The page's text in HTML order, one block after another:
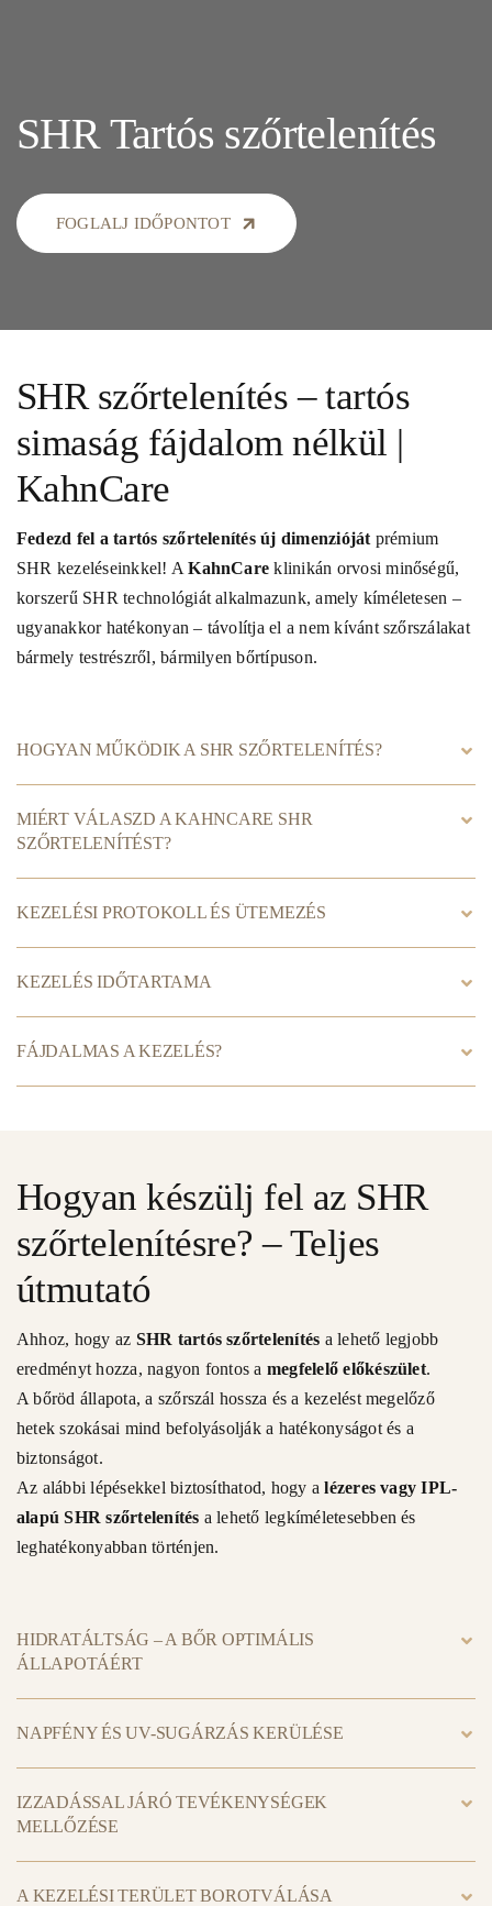
SHR Tartós szőrtelenítés
FOGLALJ IDŐPONTOT
SHR szőrtelenítés – tartós
simaság fájdalom nélkül |
KahnCare
Fedezd fel a tartós szőrtelenítés új dimenzióját prémium
SHR kezeléseinkkel! AKahnCare klinikán orvosi minőségű,
korszerű SHR technológiát alkalmazunk, amely kíméletesen –
ugyanakkor hatékonyan – távolítja el a nem kívánt szőrszálakat
bármely testrészről, bármilyen bőrtípuson.
HOGYAN MŰKÖDIK A SHR SZŐRTELENÍTÉS?
MIÉRT VÁLASZD A KAHNCARE SHR
SZŐRTELENÍTÉST?
KEZELÉSI PROTOKOLL ÉS ÜTEMEZÉS
KEZELÉS IDŐTARTAMA
FÁJDALMAS A KEZELÉS?
Hogyan készülj fel az SHR
szőrtelenítésre? – Teljes
útmutató
Ahhoz, hogy az SHR tartós szőrtelenítés a lehető legjobb
eredményt hozza, nagyon fontos a megfelelő előkészület.
A bőröd állapota, a szőrszál hossza és a kezelést megelőző
hetek szokásai mind befolyásolják a hatékonyságot és a
biztonságot.
Az alábbi lépésekkel biztosíthatod, hogy alézeres vagy IPL-
alapú SHR szőrtelenítés a lehető legkíméletesebben és
leghatékonyabban történjen.
HIDRATÁLTSÁG – A BŐR OPTIMÁLIS
ÁLLAPOTÁÉRT
NAPFÉNY ÉS UV-SUGÁRZÁS KERÜLÉSE
IZZADÁSSAL JÁRÓ TEVÉKENYSÉGEK
MELLŐZÉSE
A KEZELÉSI TERÜLET BOROTVÁLÁSA